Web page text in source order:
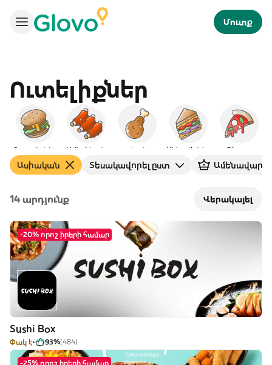
Մուտք
Ուտելիքներ
Բուրգերներ Ամերիկյան Հավ ՍԵնդվիչներ Պիցցա
Ասիական Տեսակավորել ըստ
14 արդյունք Վերակայել
-20% որոշ իրերի համար
Sushi Box
Փակ է 93%(484)
-25% որոշ իրերի համար